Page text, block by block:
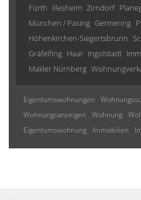
Fürth Illesheim Zirndorf
München / Pasing Germering
Höhenkirchen-Siegertsbrunn
Gräfelfing Haar Ingolstadt
Makler Nürnberg
Eigentumswohnungen
Wohnungsanzeigen
Wohnung
Eigentumswohnung
Immobilien